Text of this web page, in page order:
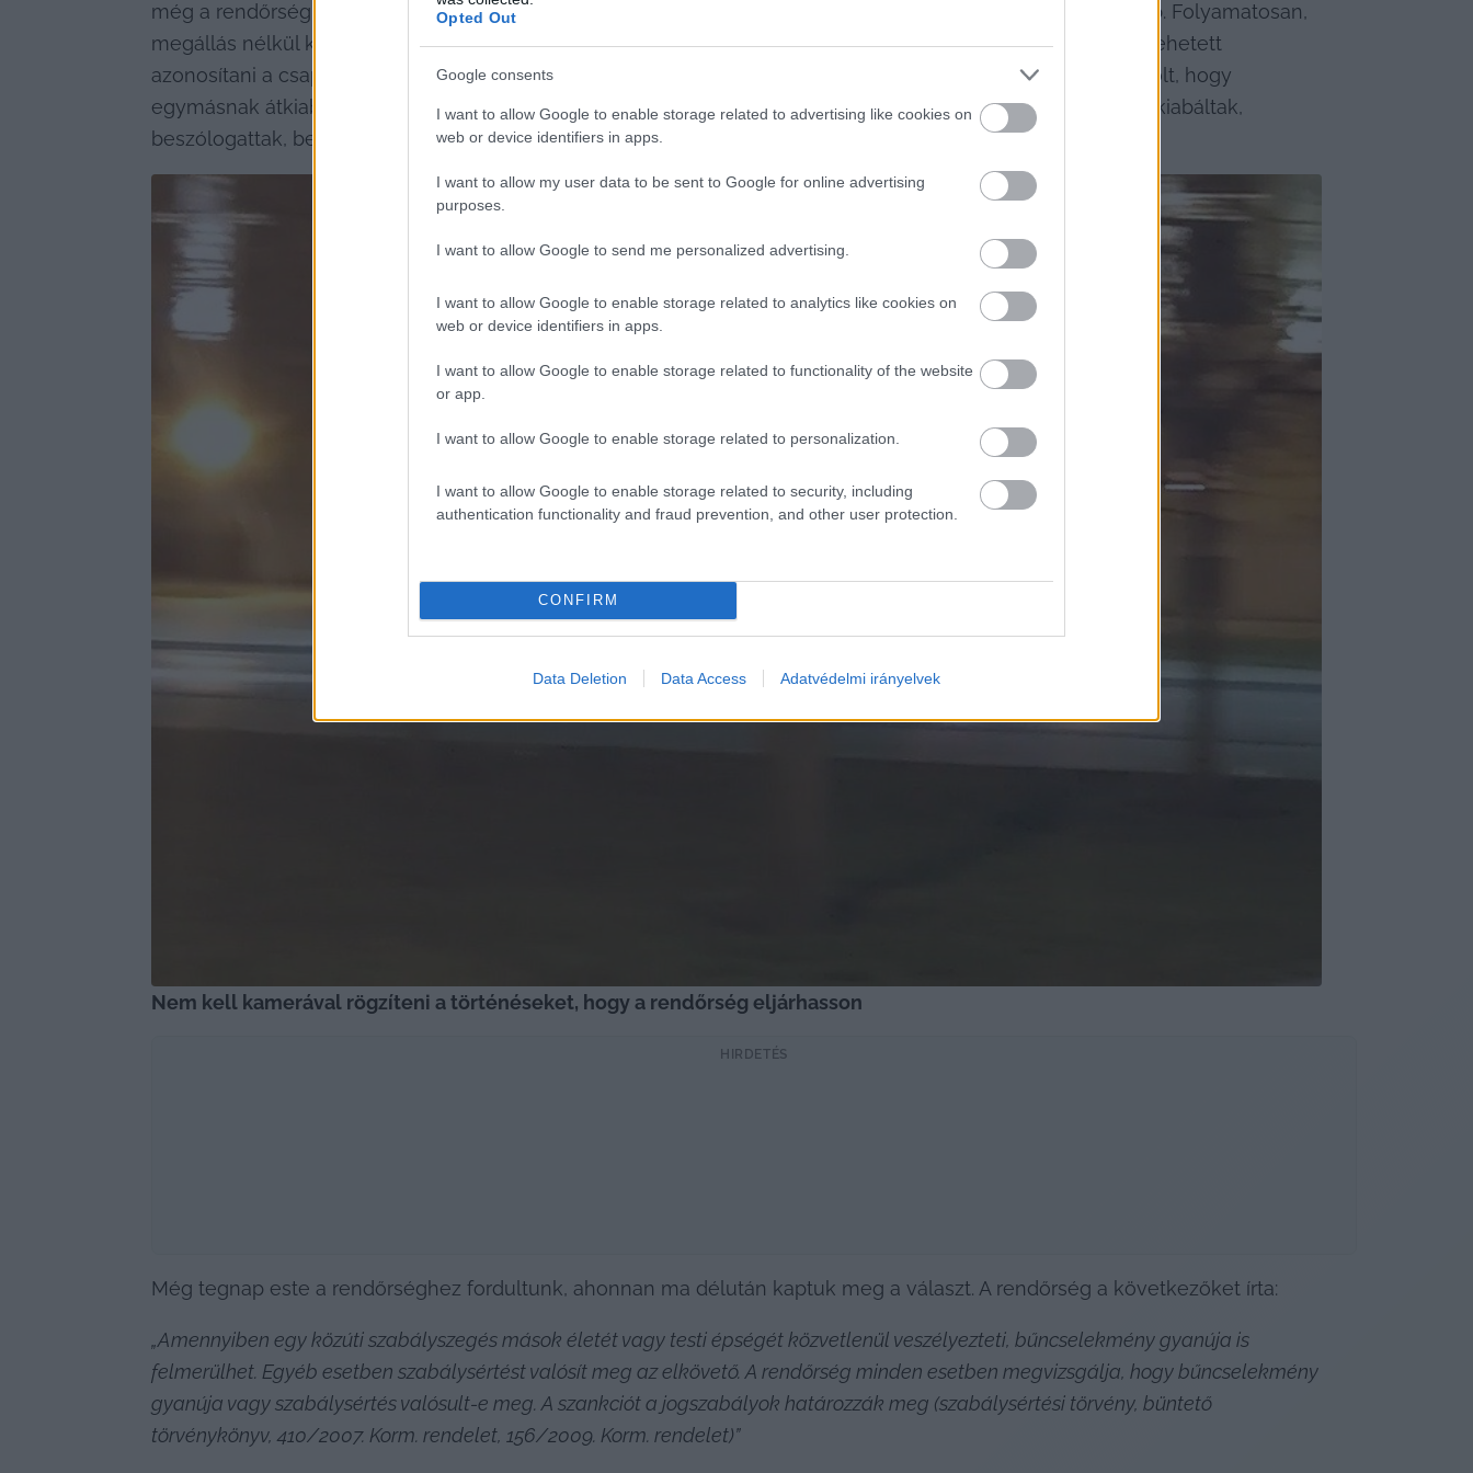
Opted Out
Google consents
I want to allow Google to enable storage related to advertising like cookies on
web or device identifiers in apps.
I want to allow my user data to be sent to Google for online advertising
purposes.
I want to allow Google to send me personalized advertising.
I want to allow Google to enable storage related to analytics like cookies on
web or device identifiers in apps.
I want to allow Google to enable storage related to functionality of the website
or app.
I want to allow Google to enable storage related to personalization.
I want to allow Google to enable storage related to security, including
authentication functionality and fraud prevention, and other user protection.
CONFIRM
Data Deletion Data Access Adatvédelmi irányelvek
még a rendőrségi ellenőrzés ellenére is lehetett egy kis csigorgás, de nem olyan mértékben, mint előző nap. Folyamatosan,
megállás nélkül keringtek, jellemzően lassan gurulva. A legtöbb autón volt valamilyen optikai tuning, jól be lehetett
azonosítani a csapattagokat. Ugyanis aki nem tartozott közéjük, az minek körözött volna a végtelenségig? Volt, hogy
egymásnak átkiabálva adtak valamilyen információt, és azt is megtapasztaltuk, hogy az őket videózóknak kikiabáltak,
beszólogattak, bemutattak.
Nem kell kamerával rögzíteni a történéseket, hogy a rendőrség eljárhasson
HIRDETÉS
Még tegnap este a rendőrséghez fordultunk, ahonnan ma délután kaptuk meg a választ. A rendőrség a következőket írta:
„Amennyiben egy közúti szabályszegés mások életét vagy testi épségét közvetlenül veszélyezteti, bűncselekmény gyanúja is
felmerülhet. Egyéb esetben szabálysértést valósít meg az elkövető. A rendőrség minden esetben megvizsgálja, hogy bűncselekmény
gyanúja vagy szabálysértés valósult-e meg. A szankciót a jogszabályok határozzák meg (szabálysértési törvény, büntető
törvénykönyv, 410/2007. Korm. rendelet, 156/2009. Korm. rendelet)”